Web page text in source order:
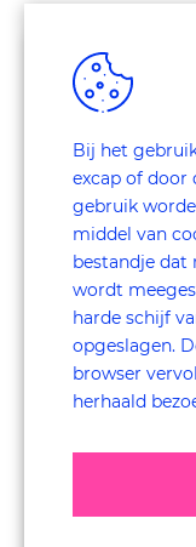
een autodealer
of een drogisterij.
geniet ervan om te
hoe ze contact
Ik vind vooral de
geweldig. Dan kun
wat beter kan. Dat
op. Je merkt dan
concrete feedback.
Is er iets wat
het mystery
Er zijn zoveel leuke
bij. Ik deed ooit een
Bij het
excap of door
gebruik
middel van
bestandje dat
wordt
harde schijf
opgeslagen.
browser
herhaald